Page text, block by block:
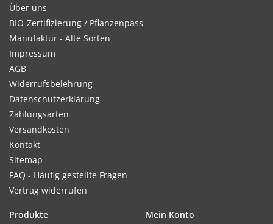
Über uns
BIO-Zertifizierung / Pflanzenpass
Manufaktur - Alte Sorten
Impressum
AGB
Widerrufsbelehrung
Datenschutzerklärung
Zahlungsarten
Versandkosten
Kontakt
Sitemap
FAQ - Häufig gestellte Fragen
Vertrag widerrufen
Produkte
Mein Konto